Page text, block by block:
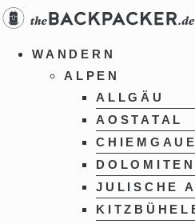
Zum
Inhalt
springenWANDERN
ALPEN
ALLGÄU
AOSTATAL
DOLOMITEN
JULISCHE